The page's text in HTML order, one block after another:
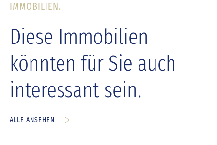
IMMOBILIEN.
Diese Immobilien
könnten für Sie auch
interessant sein.
ALLE ANSEHEN